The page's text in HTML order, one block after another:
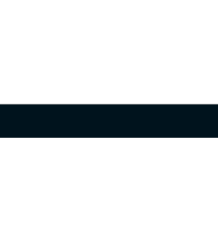
Login